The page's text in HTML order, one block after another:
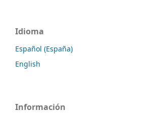
Idioma
Español (España)
English
Información